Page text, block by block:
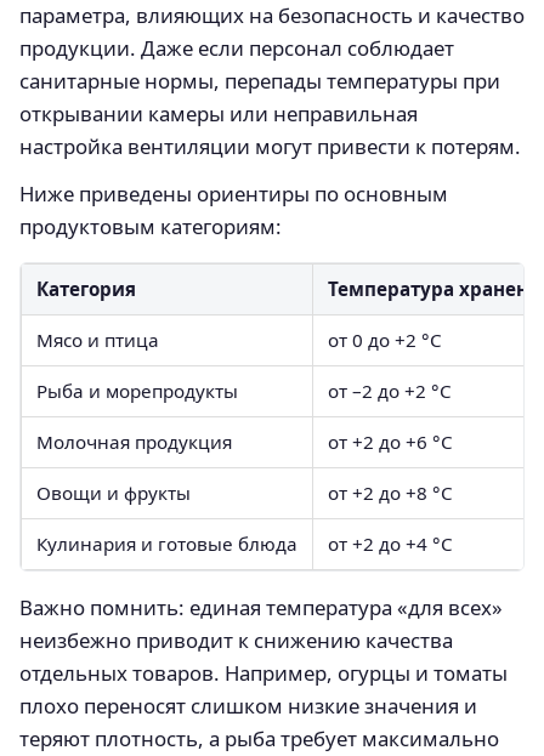
параметра, влияющих на безопасность и качество
продукции. Даже если персонал соблюдает
санитарные нормы, перепады температуры при
открывании камеры или неправильная
настройка вентиляции могут привести к потерям.
Ниже приведены ориентиры по основным
продуктовым категориям:
Категория Температура
Мясо и птица от 0 до +2 °C
Рыба и морепродукты от –2 до +2 °C
Молочная продукция от +2 до +6 °C
Овощи и фрукты от +2 до +8 °C
Кулинария и готовые блюда от +2 до +4 °C
Важно помнить: единая температура «для всех»
неизбежно приводит к снижению качества
отдельных товаров. Например, огурцы и томаты
плохо переносят слишком низкие значения и
теряют плотность, а рыба требует максимально